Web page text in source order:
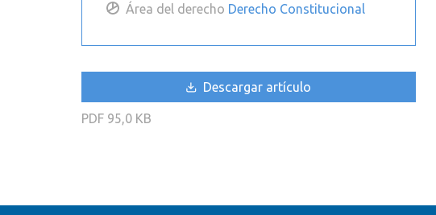
Área del derecho Derecho Constitucional
Descargar artículo
PDF 95,0 KB